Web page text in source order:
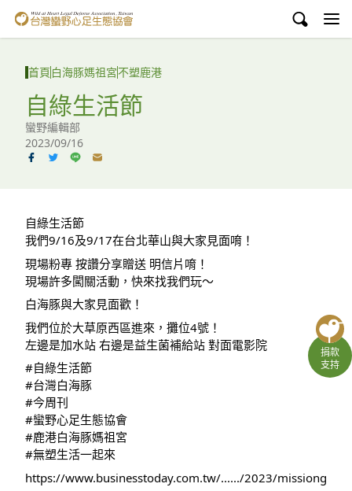
台灣蠻野心足生態協會
議題與行動
環境教育
白海豚媽祖宮
English
臉書
YouTube
捐款
支持
首頁 白海豚媽祖宮不塑鹿港
自綠生活節
蠻野編輯部
2023/09/16
自綠生活節
我們9/16及9/17在台北華山與大家見面唷！
現場粉專 按讚分享贈送 明信片唷！
現場許多闖關活動，快來找我們玩～
白海豚與大家見面歡！
我們位於大草原西區進來，攤位4號！
左邊是加水站 右邊是益生菌補給站 對面電影院
#自綠生活節
#台灣白海豚
#今周刊
#蠻野心足生態協會
#鹿港白海豚媽祖宮
#無塑生活一起來
https://www.businesstoday.com.tw/....../2023/missiong